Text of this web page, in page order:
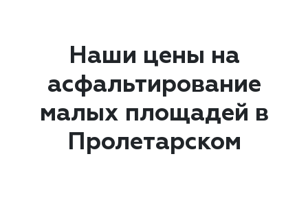
Наши цены на
асфальтирование
малых площадей в
Пролетарском